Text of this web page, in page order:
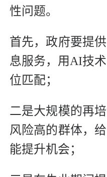
性问题。
首先，政府要提
息服务，用AI技
位匹配；
二是大规模的再
风险高的群体，
能提升机会；